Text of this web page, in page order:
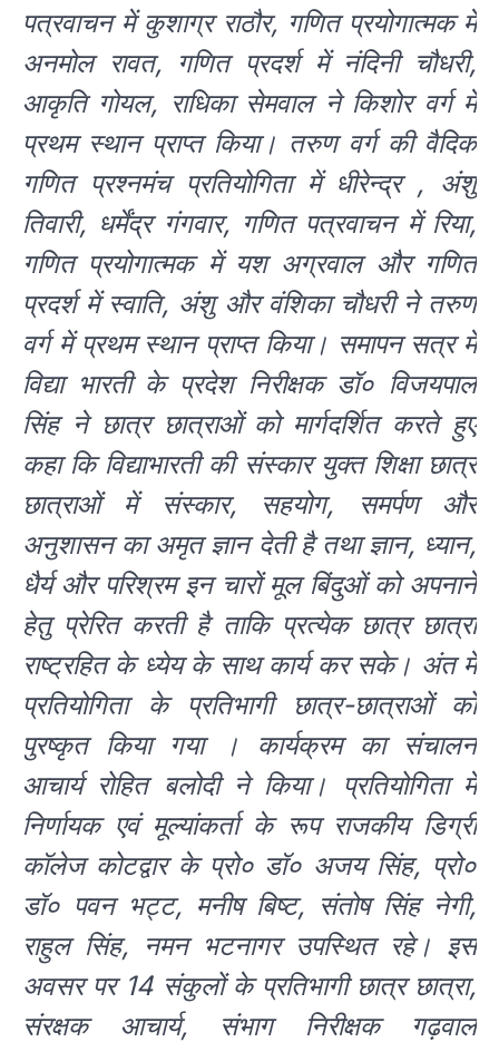
पत्रवाचन में कुशाग्र राठौर, गणित प्रयोगात्मक में
अनमोल रावत, गणित प्रदर्श में नंदिनी चौधरी,
आकृति गोयल, राधिका सेमवाल ने किशोर वर्ग में
प्रथम स्थान प्राप्त किया। तरुण वर्ग की वैदिक
गणित प्रश्नमंच प्रतियोगिता में धीरेन्द्र , अंशु
तिवारी, धर्मेंद्र गंगवार, गणित पत्रवाचन में रिया,
गणित प्रयोगात्मक में यश अग्रवाल और गणित
प्रदर्श में स्वाति, अंशु और वंशिका चौधरी ने तरुण
वर्ग में प्रथम स्थान प्राप्त किया। समापन सत्र में
विद्या भारती के प्रदेश निरीक्षक डॉ० विजयपाल
सिंह ने छात्र छात्राओं को मार्गदर्शित करते हुए
कहा कि विद्याभारती की संस्कार युक्त शिक्षा छात्र
छात्राओं में संस्कार, सहयोग, समर्पण और
अनुशासन का अमृत ज्ञान देती है तथा ज्ञान, ध्यान,
धैर्य और परिश्रम इन चारों मूल बिंदुओं को अपनाने
हेतु प्रेरित करती है ताकि प्रत्येक छात्र छात्रा
राष्ट्रहित के ध्येय के साथ कार्य कर सके। अंत में
प्रतियोगिता के प्रतिभागी छात्र-छात्राओं को
पुरष्कृत किया गया । कार्यक्रम का संचालन
आचार्य रोहित बलोदी ने किया। प्रतियोगिता में
निर्णायक एवं मूल्यांकर्ता के रूप राजकीय डिग्री
कॉलेज कोटद्वार के प्रो० डॉ० अजय सिंह, प्रो०
डॉ० पवन भट्ट, मनीष बिष्ट, संतोष सिंह नेगी,
राहुल सिंह, नमन भटनागर उपस्थित रहे। इस
अवसर पर 14 संकुलों के प्रतिभागी छात्र छात्रा,
संरक्षक आचार्य, संभाग निरीक्षक गढ़वाल